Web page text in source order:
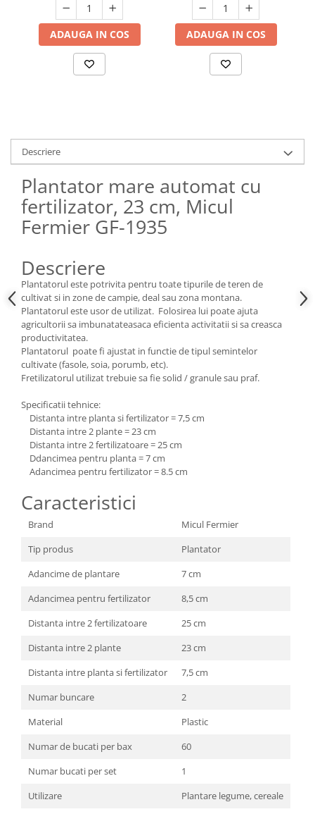
Hote bucatarie
Consumabile
Hote cupolare
Hote telescopice
Hote traditionale
Masini de Spalat Rufe & Uscatoare
Accesorii masini de spalat &
uscatoare
Masini automate de spalat rufe
Masini de spalat rufe verticale
Uscatoare de rufe
Masini de spalat vase
Masini de spalat vase incorporabile
Masini de spalat vase
independente
Motoburghiu/Foreza pamant
Pachete Incorporabile
Pirostrii & Arzatoare
Plasa umbrire
Pompe de stropit
Semanatoare,Plantatoare
Sobe pe gaz & electrice
Suflante & Aspiratoare
Aspiratoare
Suflante Frunze
Ventilatoare & Sisteme Racire
Aparate de aer conditionat
Ventilatoare
Zootehnie
ADAUGA IN COS ADAUGA IN COS
Descriere
Plantator mare automat cu
fertilizator, 23 cm, Micul
Fermier GF-1935
Descriere
Plantatorul este potrivita pentru toate tipurile de teren de
cultivat si in zone de campie, deal sau zona montana.
Plantatorul este usor de utilizat. Folosirea lui poate ajuta
agricultorii sa imbunatateasaca eficienta activitatii si sa creasca
productivitatea.
Plantatorul poate fi ajustat in functie de tipul semintelor
cultivate (fasole, soia, porumb, etc).
Fretilizatorul utilizat trebuie sa fie solid / granule sau praf.
Specificatii tehnice:
Distanta intre planta si fertilizator = 7,5 cm
Distanta intre 2 plante = 23 cm
Distanta intre 2 fertilizatoare = 25 cm
Ddancimea pentru planta = 7 cm
Adancimea pentru fertilizator = 8.5 cm
Caracteristici
Brand
Micul Fermier
Tip produs
Plantator
Adancime de plantare
7 cm
Adancimea pentru fertilizator
8,5 cm
Distanta intre 2 fertilizatoare
25 cm
Distanta intre 2 plante
23 cm
Distanta intre planta si fertilizator
7,5 cm
Numar buncare
2
Material
Plastic
Numar de bucati per bax
60
Numar bucati per set
1
Utilizare
Plantare legume, cereale